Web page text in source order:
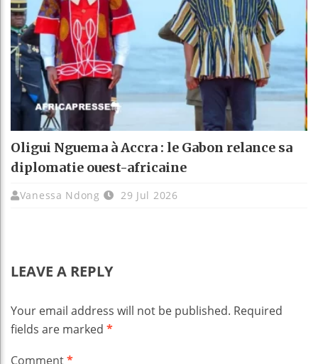
Oligui Nguema à Accra : le Gabon relance sa
diplomatie ouest-africaine
Vanessa Ndong 29 Jul 2026
LEAVE A REPLY
Your email address will not be published. Required
fields are marked *
Comment*